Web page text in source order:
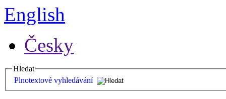
English
Česky
Hledat
Plnotextové vyhledávání